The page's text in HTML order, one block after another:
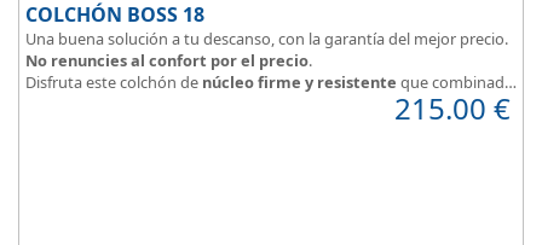
COLCHÓN BOSS 18
Una buena solución a tu descanso, con la garantía del mejor precio.
No renuncies al confort por el precio.
Disfruta este colchón de núcleo firme y resistente que combinado
con el material viscoelástico ViscoPlume en ambas caras y algodón
en cara de verano, consigue un descanso reparador y máximo
215.00 €